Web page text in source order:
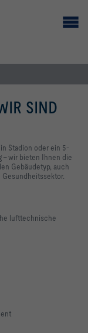
SIND
Stadion oder ein 5-
– wir bieten Ihnen die
Gebäudetyp, auch
lufttechnische